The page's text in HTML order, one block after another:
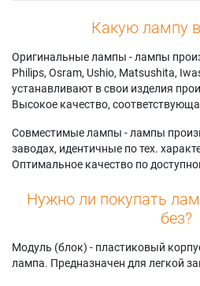
Какую лампу
Оригинальные лампы - лампы
Philips, Osram, Ushio, Matsushita,
устанавливают в свои изделия
Высокое качество,
Совместимые лампы - лампы
заводах, идентичные по тех.
Оптимальное качество по
Нужно ли покупать
без?
Модуль (блок) - пластиковый
лампа. Предназначен для легкой